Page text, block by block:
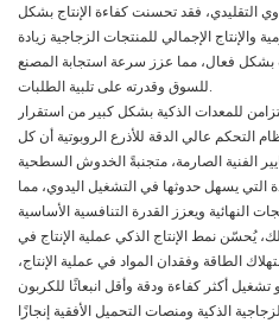
التقليدي، فقد تحسنت كفاءة الإنتاج بشكل
والإنتاج الإجمالي للمنتجات الزجاجية زيادة
بشكل فعال، مما عزز سرعة استجابة المصنع
للسوق وقدرته على تلبية الطلبات.
للمعدات الذكية بشكل كبير من استقرار
التحكم عالي الدقة للأذرع الروبوتية أن كل
الفنية الصارمة، متجنبةً الخدوش السطحية
يسهل حدوثها في التشغيل اليدوي، مما
ويعزز القدرة التنافسية الأساسية
يُحسّن نمط الإنتاج الذكي عملية الإنتاج في
الطاقة وفقدان المواد في عملية الإنتاج،
الذكية ومنصات التحميل الأفقية إنجازًا